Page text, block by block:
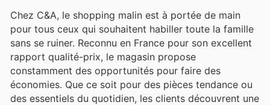
Chez C&A, le shopping malin est à portée de main
pour tous ceux qui souhaitent habiller toute la famille
sans se ruiner. Reconnu en France pour son excellent
rapport qualité-prix, le magasin propose
constamment des opportunités pour faire des
économies. Que ce soit pour des pièces tendance ou
des essentiels du quotidien, les clients découvrent une